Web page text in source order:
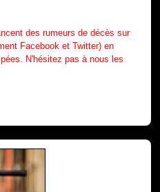
des rumeurs de décès sur
Facebook et Twitter) en
N'hésitez pas à nous les